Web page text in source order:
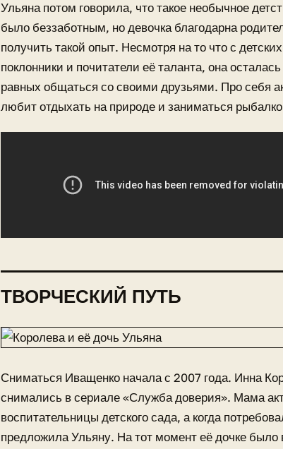
Ульяна потом говорила, что такое необычное
было беззаботным, но девочка благодарна
получить такой опыт. Несмотря на то что с
поклонники и почитатели её таланта, она
равных общаться со своими друзьями. Про себя
любит отдыхать на природе и заниматься
ТВОРЧЕСКИЙ ПУТЬ
Сниматься Иващенко начала с 2007 года. Инна
снимались в сериале «Служба доверия». Мама
воспитательницы детского сада, а когда
предложила Ульяну. На тот момент её дочке было